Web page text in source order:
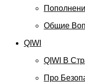
Общие
QIWI
QIWI В
Про